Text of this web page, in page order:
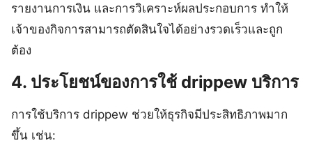
รายงานการเงิน และการวิเคราะห์ผลประกอบการ ทำให้
เจ้าของกิจการสามารถตัดสินใจได้อย่างรวดเร็วและถูก
ต้อง
4. ประโยชน์ของการใช้ drippew บริการ
การใช้บริการ drippew ช่วยให้ธุรกิจมีประสิทธิภาพมาก
ขึ้น เช่น: